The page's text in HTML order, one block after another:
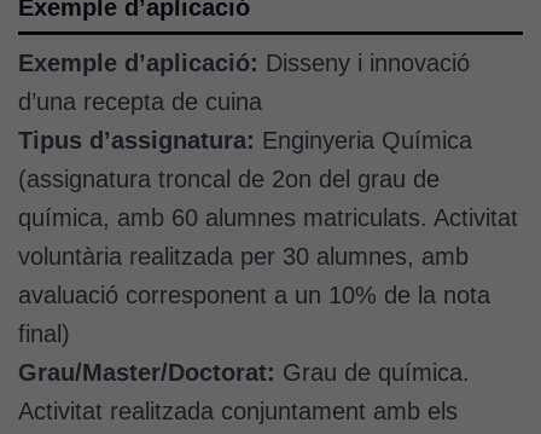
Exemple d’aplicació
Exemple d’aplicació: Disseny i innovació
d’una recepta de cuina
Tipus d’assignatura: Enginyeria Química
(assignatura troncal de 2on del grau de
química, amb 60 alumnes matriculats. Activitat
voluntària realitzada per 30 alumnes, amb
avaluació corresponent a un 10% de la nota
final)
Grau/Master/Doctorat: Grau de química.
Activitat realitzada conjuntament amb els